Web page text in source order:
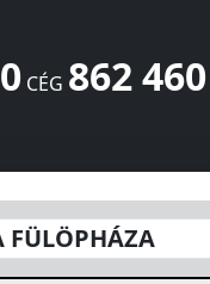
CÉG 862 460
6042HU
FÜLÖPHÁZA